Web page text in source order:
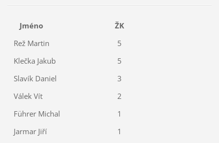
Jméno
ŽK
Rež Martin
5
Klečka Jakub
5
Slavík Daniel
3
Válek Vít
2
Führer Michal
1
Jarmar Jiří
1